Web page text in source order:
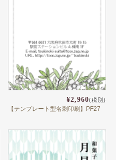
¥2,960(税別)
【テンプレート型名刺印刷】PF27